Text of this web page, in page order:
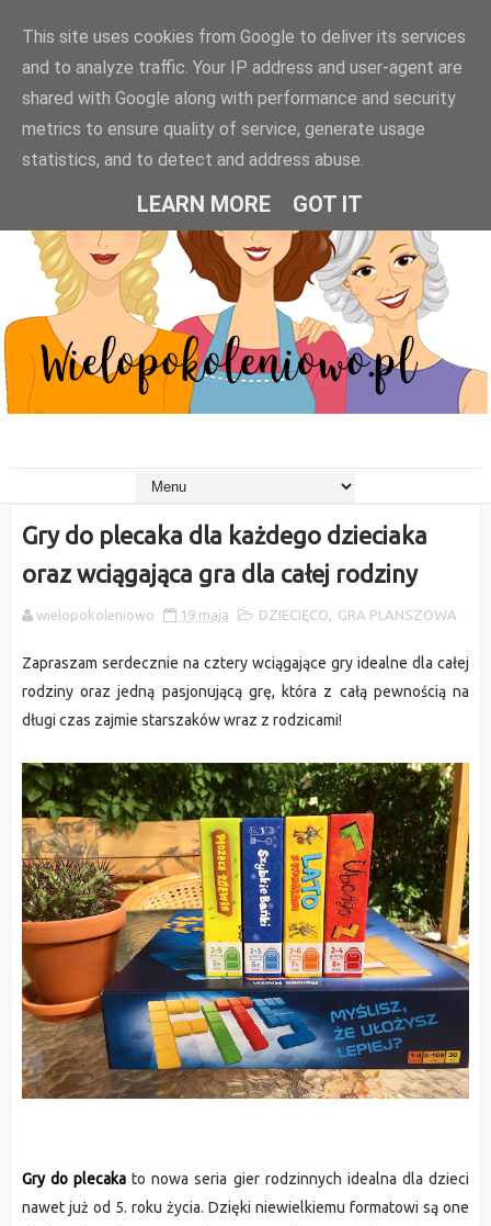
Gry do plecaka dla każdego dzieciaka
oraz wciągająca gra dla całej rodziny
wielopokoleniowo 19 maja DZIECIĘCO, GRA PLANSZOWA
Zapraszam serdecznie na cztery wciągające gry idealne dla całej
rodziny oraz jedną pasjonującą grę, która z całą pewnością na
długi czas zajmie starszaków wraz z rodzicami!
Gry do plecaka to nowa seria gier rodzinnych idealna dla dzieci
nawet już od 5. roku życia. Dzięki niewielkiemu formatowi są one
This site uses cookies from Google to deliver its services
and to analyze traffic. Your IP address and user-agent are
shared with Google along with performance and security
metrics to ensure quality of service, generate usage
statistics, and to detect and address abuse.
LEARN MORE GOT IT